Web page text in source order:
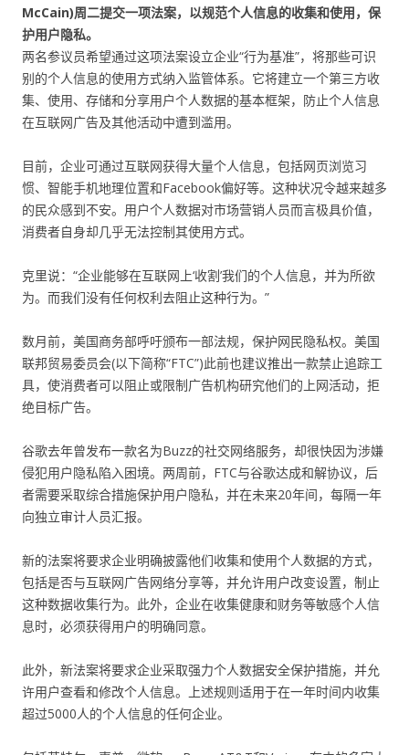
McCain)周二提交一项法案，以规范个人信息的收集和使用，保
护用户隐私。
两名参议员希望通过这项法案设立企业“行为基准”，将那些可识
别的个人信息的使用方式纳入监管体系。它将建立一个第三方收
集、使用、存储和分享用户个人数据的基本框架，防止个人信息
在互联网广告及其他活动中遭到滥用。
目前，企业可通过互联网获得大量个人信息，包括网页浏览习
惯、智能手机地理位置和Facebook偏好等。这种状况令越来越多
的民众感到不安。用户个人数据对市场营销人员而言极具价值，
消费者自身却几乎无法控制其使用方式。
克里说：“企业能够在互联网上‘收割’我们的个人信息，并为所欲
为。而我们没有任何权利去阻止这种行为。”
数月前，美国商务部呼吁颁布一部法规，保护网民隐私权。美国
联邦贸易委员会(以下简称“FTC”)此前也建议推出一款禁止追踪工
具，使消费者可以阻止或限制广告机构研究他们的上网活动，拒
绝目标广告。
谷歌去年曾发布一款名为Buzz的社交网络服务，却很快因为涉嫌
侵犯用户隐私陷入困境。两周前，FTC与谷歌达成和解协议，后
者需要采取综合措施保护用户隐私，并在未来20年间，每隔一年
向独立审计人员汇报。
新的法案将要求企业明确披露他们收集和使用个人数据的方式，
包括是否与互联网广告网络分享等，并允许用户改变设置，制止
这种数据收集行为。此外，企业在收集健康和财务等敏感个人信
息时，必须获得用户的明确同意。
此外，新法案将要求企业采取强力个人数据安全保护措施，并允
许用户查看和修改个人信息。上述规则适用于在一年时间内收集
超过5000人的个人信息的任何企业。